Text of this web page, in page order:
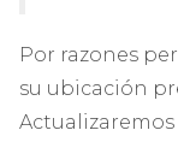
Por razones
su ubicación